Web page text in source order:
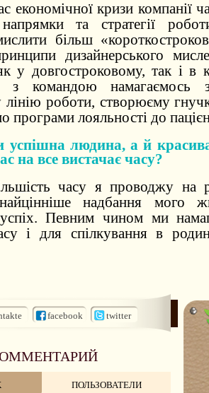
економічної кризи компанії
напрямки та стратегії
більш
дизайнерського
у довгостроковому, так і в
з командою намагаємось
лінію роботи, створюєму
програми лояльності до
успішна людина, а й
на все вистачає часу?
часу я проводжу на
надбання мого
Певним чином ми
і для спілкування в
facebook twitter
ПОЛЬЗОВАТЕЛИ